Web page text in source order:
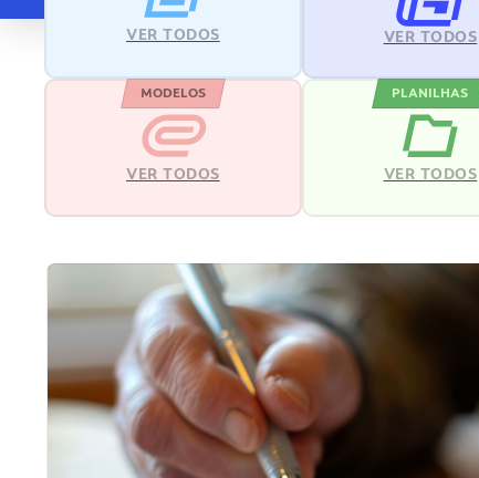
VER TODOS VER TODOS
MODELOS
VER TODOS
PLANILHAS
VER TODOS